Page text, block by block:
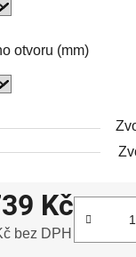
otvoru (mm)
Kč
bez DPH